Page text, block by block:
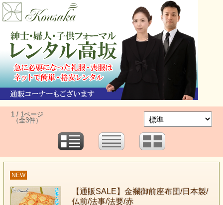
1 / 1ページ
（全3件）
NEW
【通販SALE】金襴御前座布団/日本製/
仏前/法事/法要/赤